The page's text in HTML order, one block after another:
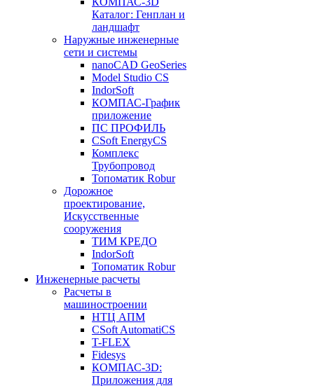
Каталог: Генплан и
ландшафт
Наружные инженерные
сети и системы
nanoCAD GeoSeries
Model Studio CS
IndorSoft
КОМПАС-График
приложение
ПС ПРОФИЛЬ
CSoft EnergyCS
Комплекс
Трубопровод
Топоматик Robur
Дорожное
проектирование,
Искусственные
сооружения
ТИМ КРЕДО
IndorSoft
Топоматик Robur
Инженерные расчеты
Расчеты в
машиностроении
НТЦ АПМ
CSoft AutomatiCS
T-FLEX
Fidesys
КОМПАС-3D:
Приложения для